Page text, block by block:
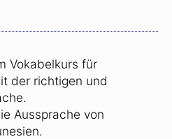
Vokabelkurs für
der richtigen und
Aussprache von